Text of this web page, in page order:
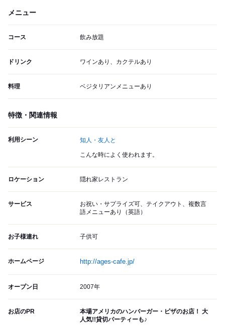
メニュー
コース 飲み放題
ドリンク ワインあり、カクテルあり
料理 ベジタリアンメニューあり
特徴・関連情報
利用シーン 知人・友人と
こんな時によく使われます。
ロケーション 隠れ家レストラン
サービス
お祝い・サプライズ可、テイクアウト、複数言
語メニューあり（英語）
お子様連れ 子供可
ホームページ http://ages-cafe.jp/
オープン日 2007年
お店のPR
本場アメリカのハンバーガー・ピザのお店！ 大
人気!!貸切パーティーも♪